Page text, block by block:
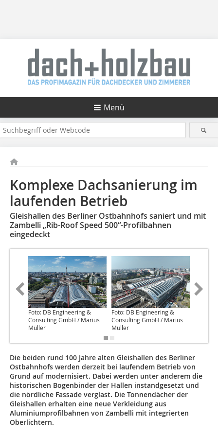
Menü
Komplexe Dachsanierung im
laufenden Betrieb
Gleishallen des Berliner Ostbahnhofs saniert und mit
Zambelli „Rib-Roof Speed 500“-Profilbahnen
eingedeckt
Foto: DB Engineering &
Consulting GmbH / Marius
Müller
Foto: DB Engineering &
Consulting GmbH / Marius
Müller
Die beiden rund 100 Jahre alten Gleishallen des Berliner
Ostbahnhofs werden derzeit bei laufendem Betrieb von
Grund auf modernisiert. Dabei werden unter anderem die
historischen Bogenbinder der Hallen instandgesetzt und
die nördliche Fassade verglast. Die Tonnendächer der
Gleishallen erhalten eine neue Verkleidung aus
Aluminiumprofilbahnen von Zambelli mit integrierten
Oberlichtern.